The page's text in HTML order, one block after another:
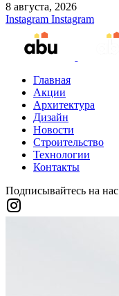
8 августа, 2026
Instagram Instagram
Главная
Акции
Архитектура
Дизайн
Новости
Строительство
Технологии
Контакты
Подписывайтесь на нас